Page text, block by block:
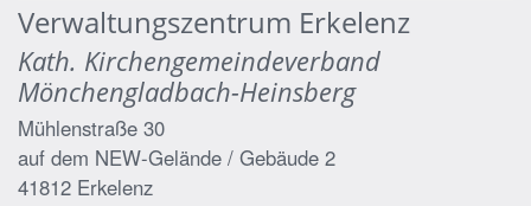
Verwaltungszentrum Erkelenz
Kath. Kirchengemeindeverband
Mönchengladbach-Heinsberg
Mühlenstraße 30
auf dem NEW-Gelände / Gebäude 2
41812 Erkelenz